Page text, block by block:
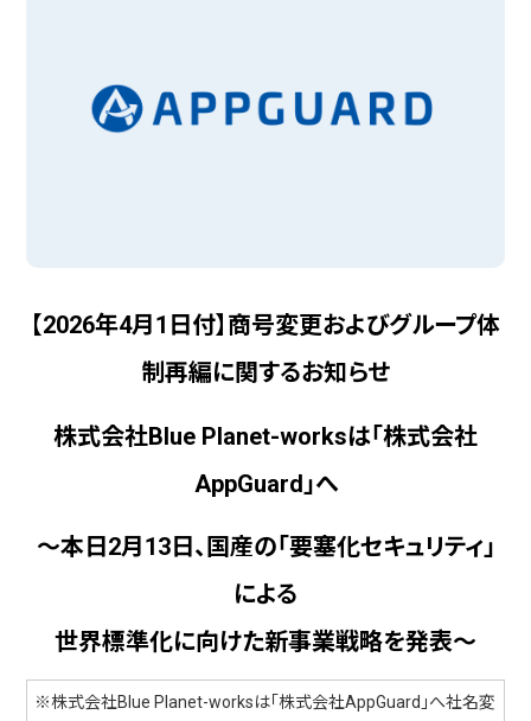
【2026年4月1 日付】 商号変更およびグループ体
制再編に関するお知らせ
株式会社Blue Planet-worksは「株式会社
AppGuard 」へ
～本日 2月13日、 国産の「要塞化セキュリティ」
による
世界標準化に向けた新事業戦略を発表～
※株式会社Blue Planet-worksは「株式会社AppGuard」へ社名変